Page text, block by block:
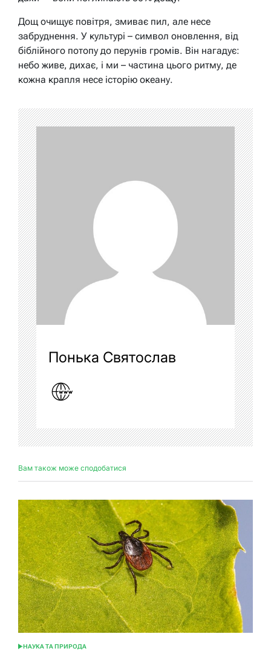
Дощ очищує повітря, змиває пил, але несе
забруднення. У культурі – символ оновлення, від
біблійного потопу до перунів громів. Він нагадує:
небо живе, дихає, і ми – частина цього ритму, де
кожна крапля несе історію океану.
Понька Святослав
Вам також може сподобатися
ОПУБЛІКУВАТИ
НАУКА ТА ПРИРОДА